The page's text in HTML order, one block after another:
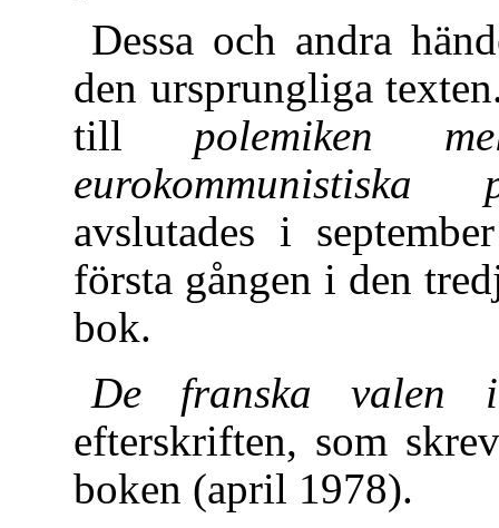
Dessa och andra
den ursprungliga
till polemiken
eurokommunistiska
avslutades i
första gången i den
bok.
De franska valen
efterskriften, som
boken (april 1978).